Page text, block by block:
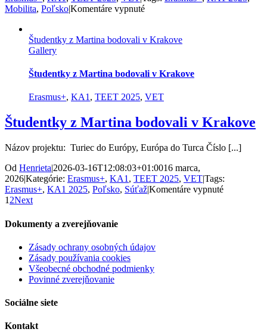
Mobilita, Poľsko|Komentáre vypnuténa
výroby
skúsenosti
Poľsku
Študentky z Martina bodovali v Krakove
Gallery
Študentky z Martina bodovali v Krakove
Erasmus+, KA1, TEET 2025, VET
Študentky z Martina bodovali v Krakove
Názov projektu: Turiec do Európy, Európa do Turca Číslo [...]
Od Henrieta|2026-03-16T12:08:03+01:0016 marca,
2026|Kategórie: Erasmus+, KA1 , TEET 2025, VET|Tags:
Erasmus+, KA1 2025, Poľsko, Súťaž|Komentáre vypnuténa
1 2Next
Dokumenty a zverejňovanie
Zásady ochrany osobných údajov
Zásady používania cookies
Všeobecné obchodné podmienky
Povinné zverejňovanie
Sociálne siete
Kontakt